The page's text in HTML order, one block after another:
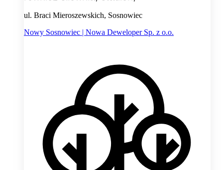
ul. Braci Mieroszewskich, Sosnowiec
Nowy Sosnowiec | Nowa Deweloper Sp. z o.o.